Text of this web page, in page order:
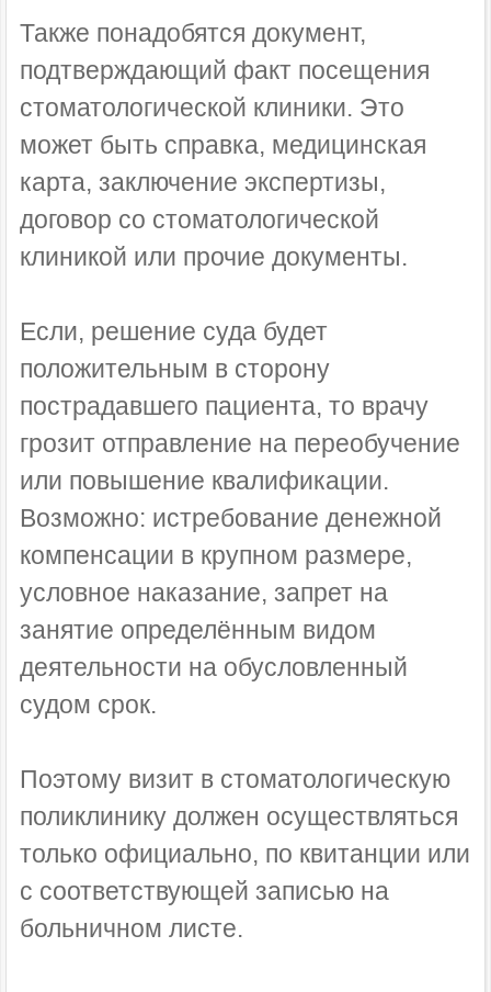
Также понадобятся документ,
подтверждающий факт посещения
стоматологической клиники. Это
может быть справка, медицинская
карта, заключение экспертизы,
договор со стоматологической
клиникой или прочие документы.
Если, решение суда будет
положительным в сторону
пострадавшего пациента, то врачу
грозит отправление на переобучение
или повышение квалификации.
Возможно: истребование денежной
компенсации в крупном размере,
условное наказание, запрет на
занятие определённым видом
деятельности на обусловленный
судом срок.
Поэтому визит в стоматологическую
поликлинику должен осуществляться
только официально, по квитанции или
с соответствующей записью на
больничном листе.